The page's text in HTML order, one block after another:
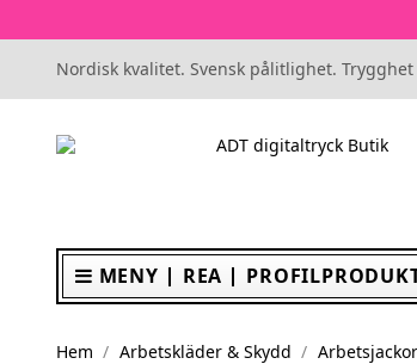
Nordisk kvalitet. Svensk pålitlighet.
MENY REA
Hem Arbetskläder & Skydd